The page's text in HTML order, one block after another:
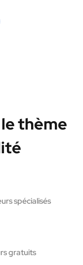
thème
spécialisés
gratuits